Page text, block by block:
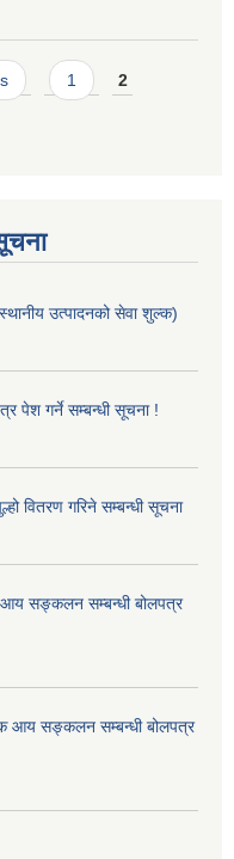
1 2
उत्पादनको सेवा शुल्क)
पेश गर्ने सम्बन्धी सूचना !
वितरण गरिने सम्बन्धी सूचना
आय सङ्कलन सम्बन्धी बोलपत्र
आय सङ्कलन सम्बन्धी बोलपत्र